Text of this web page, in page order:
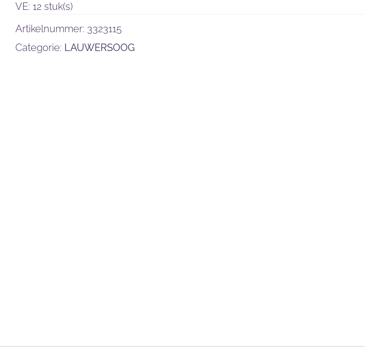
VE: 12 stuk(s)
Artikelnummer: 3323115
Categorie: LAUWERSOOG